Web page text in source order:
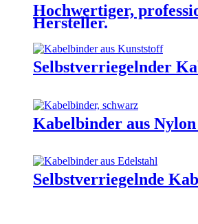
Hochwertiger,
Hersteller.
Selbstverriegelnder
Kabelbinder aus
Selbstverriegelnde